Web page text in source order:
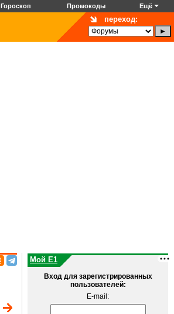
Гороскоп Промокоды Ещё
переход:
Мой E1
Вход для зарегистрированных
пользователей:
E-mail: